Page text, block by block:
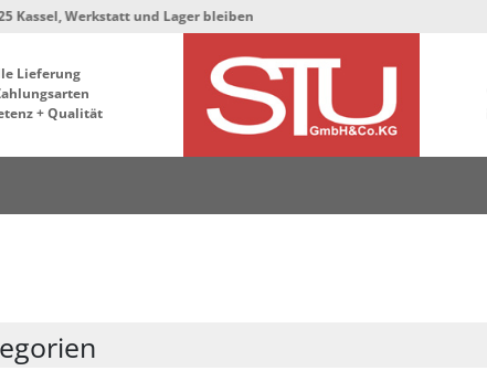
und Lager bleiben in der Hafenstrasse 76, 34125 Kassel ***
Lieferung
+ Qualität